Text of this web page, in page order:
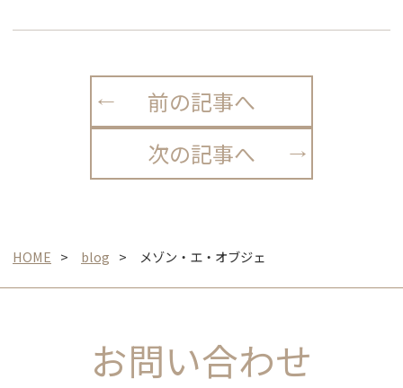
前の記事へ
次の記事へ
HOME blog メゾン・エ・オブジェ
お問い合わせ